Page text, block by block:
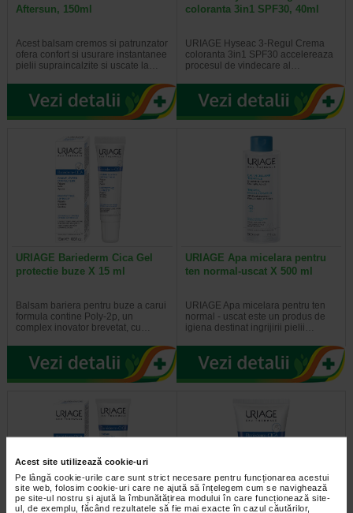
Acest site utilizează cookie-uri
Pe lângă cookie-urile care sunt strict necesare pentru funcționarea acestui
site web, folosim cookie-uri care ne ajută să înțelegem cum se navighează
pe site-ul nostru și ajută la îmbunătățirea modului în care funcționează site-
ul, de exemplu, făcând rezultatele să fie mai exacte în cazul căutărilor,
Aftersun, 150ml
Acest balsam cremos si patrunzator
ofera confort si usurare instantanee
pielii supraincalzite si uscate la…
coloranta 3in1 SPF30, 40ml
URIAGE Hyseac 3-Regul Crema
coloranta 3in1 SPF30 accelereaza
procesul de vindecare al…
URIAGE Bariederm Cica Gel
protectie buze X 15 ml
Balsam bariera pentru buze a carui
formula contine Poly-2p, un
complex inovator brevetat, cu…
URIAGE Apa micelara pentru
ten normal-uscat X 500 ml
URIAGE Apa micelara pentru ten
normal - uscat este un produs de
igiena destinat ingrijirii pielii…